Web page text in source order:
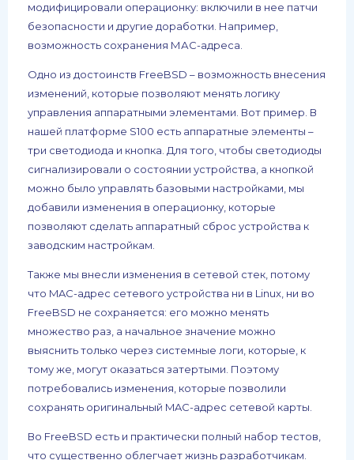
модифицировали операционку: включили в нее патчи
безопасности и другие доработки. Например,
возможность сохранения МАС-адреса.
Одно из достоинств FreeBSD – возможность внесения
изменений, которые позволяют менять логику
управления аппаратными элементами. Вот пример. В
нашей платформе S100 есть аппаратные элементы –
три светодиода и кнопка. Для того, чтобы светодиоды
сигнализировали о состоянии устройства, а кнопкой
можно было управлять базовыми настройками, мы
добавили изменения в операционку, которые
позволяют сделать аппаратный сброс устройства к
заводским настройкам.
Также мы внесли изменения в сетевой стек, потому
что MAC-адрес сетевого устройства ни в Linux, ни во
FreeBSD не сохраняется: его можно менять
множество раз, а начальное значение можно
выяснить только через системные логи, которые, к
тому же, могут оказаться затертыми. Поэтому
потребовались изменения, которые позволили
сохранять оригинальный MAC-адрес сетевой карты.
Во FreeBSD есть и практически полный набор тестов,
что существенно облегчает жизнь разработчикам.